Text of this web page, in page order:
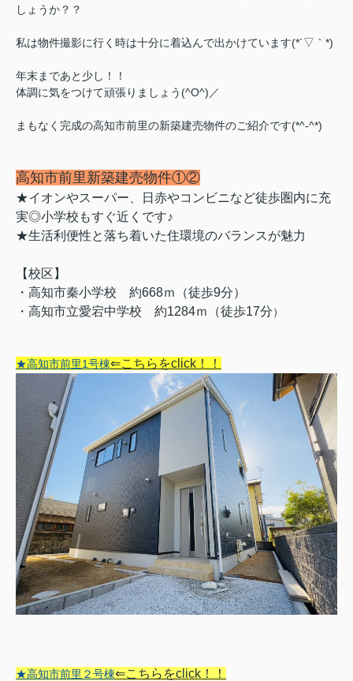
しょうか？？
私は物件撮影に行く時は十分に着込んで出かけています(*´▽｀*)
年末まであと少し！！
体調に気をつけて頑張りましょう(^O^)／
まもなく完成の高知市前里の新築建売物件のご紹介です(*^-^*)
高知市前里新築建売物件①②
★イオンやスーパー、日赤やコンビニなど徒歩圏内に充
実◎小学校もすぐ近くです♪
★生活利便性と落ち着いた住環境のバランスが魅力
【校区】
・高知市秦小学校 約668ｍ（徒歩9分）
・高知市立愛宕中学校 約1284ｍ（徒歩17分）
★高知市前里1号棟⇐こちらをclick！！
★高知市前里２号棟⇐こちらをclick！！